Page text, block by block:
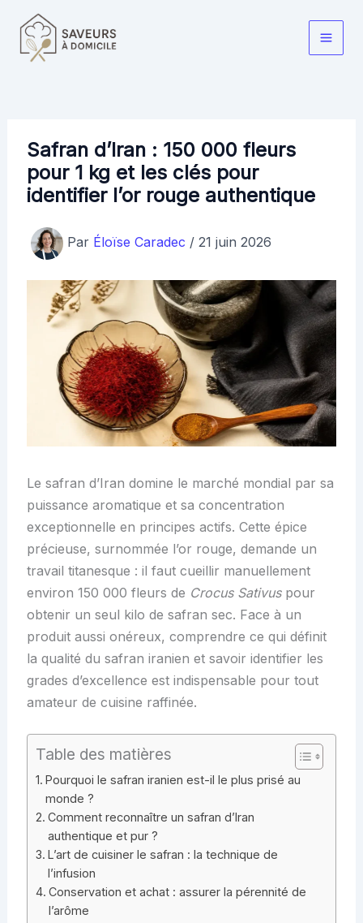
contenu
Main
Safran d’Iran : 150 000 fleurs
pour 1 kg et les clés pour
identifier l’or rouge authentique
Par Éloïse Caradec / 21 juin 2026
Le safran d’Iran domine le marché mondial par sa
puissance aromatique et sa concentration
exceptionnelle en principes actifs. Cette épice
précieuse, surnommée l’or rouge, demande un
travail titanesque : il faut cueillir manuellement
environ 150 000 fleurs de Crocus Sativuspour
obtenir un seul kilo de safran sec. Face à un
produit aussi onéreux, comprendre ce qui définit
la qualité du safran iranien et savoir identifier les
grades d’excellence est indispensable pour tout
amateur de cuisine raffinée.
Table des matières
Pourquoi le safran iranien est-il le plus prisé au
monde ?
Comment reconnaître un safran d’Iran
authentique et pur ?
L’art de cuisiner le safran : la technique de
l’infusion
Conservation et achat : assurer la pérennité de
l’arôme